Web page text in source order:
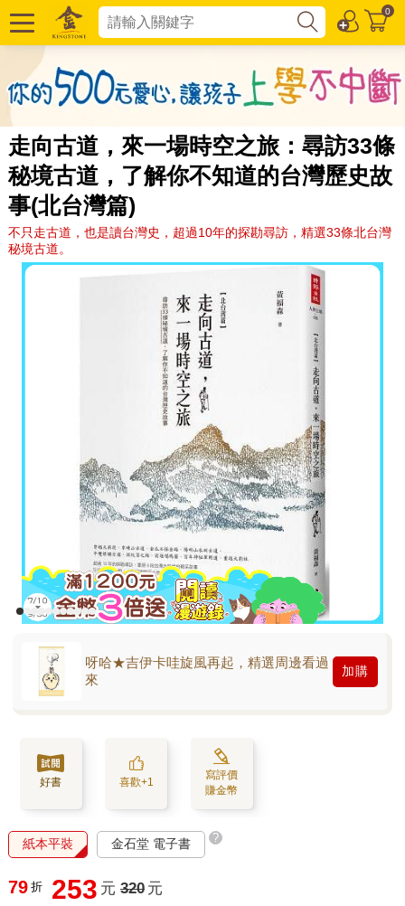
0
走向古道，來一場時空之旅：尋訪33條
秘境古道，了解你不知道的台灣歷史故
事(北台灣篇)
不只走古道，也是讀台灣史，超過10年的探勘尋訪，精選33條北台灣
秘境古道。
呀哈★吉伊卡哇旋風再起，精選周邊看過
來
加購
好書 喜歡+1
寫評價
賺金幣
紙本平裝 金石堂 電子書 ?
79 折 253 元 320 元